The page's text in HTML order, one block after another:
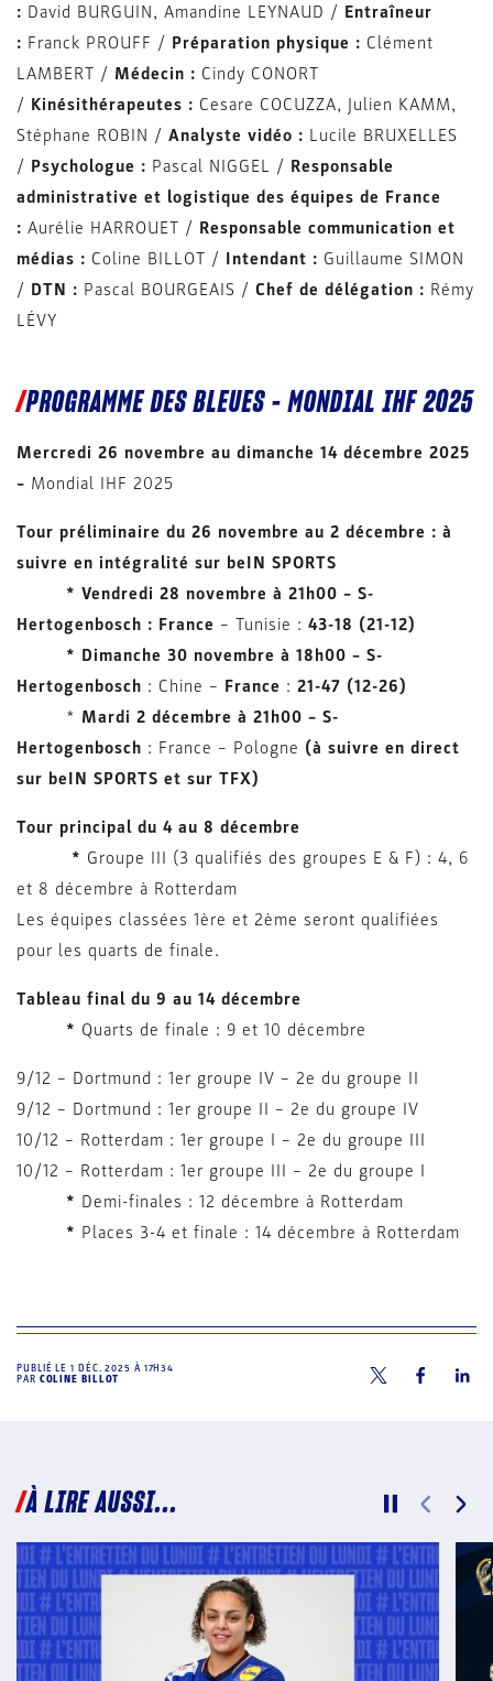
: David BURGUIN, Amandine LEYNAUD / Entraîneur
: Franck PROUFF / Préparation physique : Clément
LAMBERT / Médecin : Cindy CONORT
/ Kinésithérapeutes : Cesare COCUZZA, Julien KAMM,
Stéphane ROBIN / Analyste vidéo : Lucile BRUXELLES
/ Psychologue : Pascal NIGGEL / Responsable
administrative et logistique des équipes de France
: Aurélie HARROUET / Responsable communication et
médias : Coline BILLOT / Intendant : Guillaume SIMON
/ DTN : Pascal BOURGEAIS / Chef de délégation : Rémy
LÉVY
PROGRAMME DES BLEUES – MONDIAL IHF 2025
Mercredi 26 novembre au dimanche 14 décembre 2025
– Mondial IHF 2025
Tour préliminaire du 26 novembre au 2 décembre : à
suivre en intégralité sur beIN SPORTS
* Vendredi 28 novembre à 21h00 – S-
Hertogenbosch : France – Tunisie : 43-18 (21-12)
* Dimanche 30 novembre à 18h00 – S-
Hertogenbosch : Chine – France : 21-47 (12-26)
* Mardi 2 décembre à 21h00 – S-
Hertogenbosch : France – Pologne (à suivre en direct
sur beIN SPORTS et sur TFX)
Tour principal du 4 au 8 décembre
* Groupe III (3 qualifiés des groupes E & F) : 4, 6
et 8 décembre à Rotterdam
Les équipes classées 1ère et 2ème seront qualifiées
pour les quarts de finale.
Tableau final du 9 au 14 décembre
* Quarts de finale : 9 et 10 décembre
9/12 – Dortmund : 1er groupe IV – 2e du groupe II
9/12 – Dortmund : 1er groupe II – 2e du groupe IV
10/12 – Rotterdam : 1er groupe I – 2e du groupe III
10/12 – Rotterdam : 1er groupe III – 2e du groupe I
* Demi-finales : 12 décembre à Rotterdam
* Places 3-4 et finale : 14 décembre à Rotterdam
PUBLIÉ LE1 DÉC. 2025 À 17H34
PAR COLINE BILLOT
À LIRE AUSSI...